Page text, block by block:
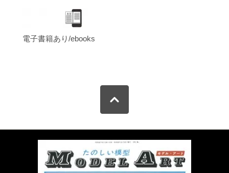
電子書籍あり/ebooks